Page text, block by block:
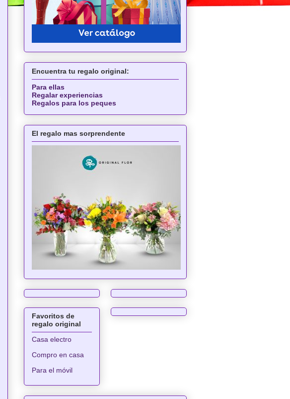
Encuentra tu regalo original:
Para ellas
Regalar experiencias
Regalos para los peques
El regalo mas sorprendente
Favoritos de
regalo original
Casa electro
Compro en casa
Para el móvil